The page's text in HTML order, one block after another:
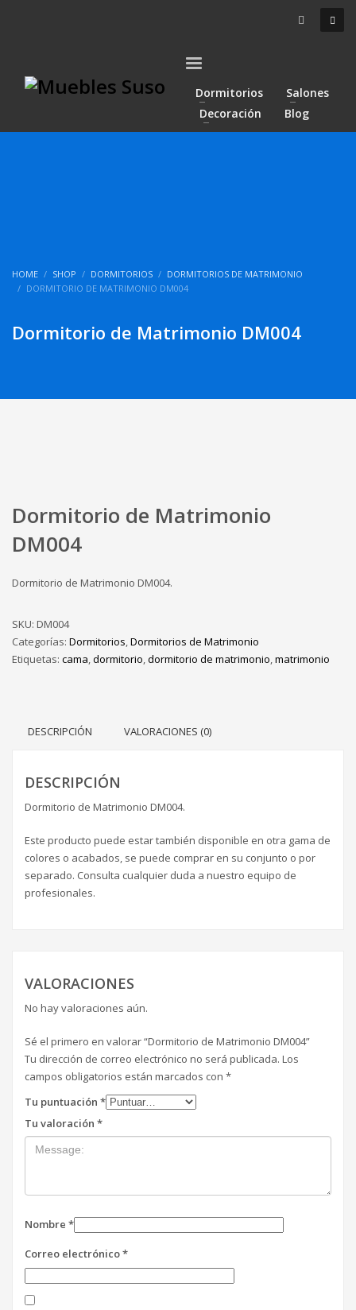
Dormitorios
Salones
Decoración
Blog
HOME SHOP DORMITORIOS
DORMITORIOS DE MATRIMONIO
DORMITORIO DE MATRIMONIO DM004
Dormitorio de Matrimonio DM004
Dormitorio de Matrimonio
DM004
Dormitorio de Matrimonio DM004.
SKU: DM004
Categorías: Dormitorios Dormitorios de Matrimonio
Etiquetas: cama dormitorio dormitorio de matrimonio matrimonio
DESCRIPCIÓN VALORACIONES (0)
DESCRIPCIÓN
Dormitorio de Matrimonio DM004.
Este producto puede estar también disponible en otra gama de
colores o acabados, se puede comprar en su conjunto o por
separado. Consulta cualquier duda a nuestro equipo de
profesionales.
VALORACIONES
No hay valoraciones aún.
Sé el primero en valorar “Dormitorio de Matrimonio DM004”
Tu dirección de correo electrónico no será publicada. Los
campos obligatorios están marcados con *
Tu puntuación *
Tu valoración *
Nombre *
Correo electrónico*